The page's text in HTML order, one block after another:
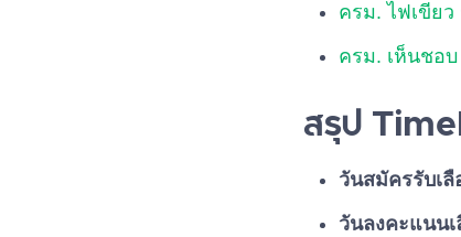
ครม. ไฟเขียว
ครม. เห็นชอ
สรุป
วันสมัครรับเลื
วันลงคะแนน